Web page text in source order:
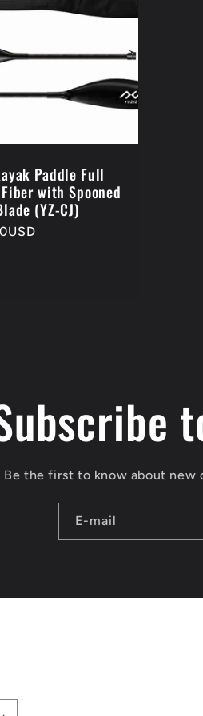
Paddle Full
with Spooned
(YZ-CJ)
Be the first to know about new
E-mail